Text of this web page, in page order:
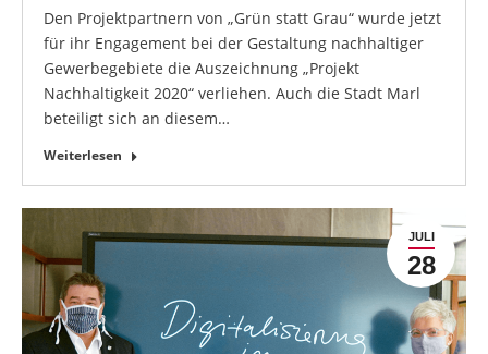
Den Projektpartnern von „Grün statt Grau“ wurde jetzt
für ihr Engagement bei der Gestaltung nachhaltiger
Gewerbegebiete die Auszeichnung „Projekt
Nachhaltigkeit 2020“ verliehen. Auch die Stadt Marl
beteiligt sich an diesem…
Weiterlesen
JULI
28